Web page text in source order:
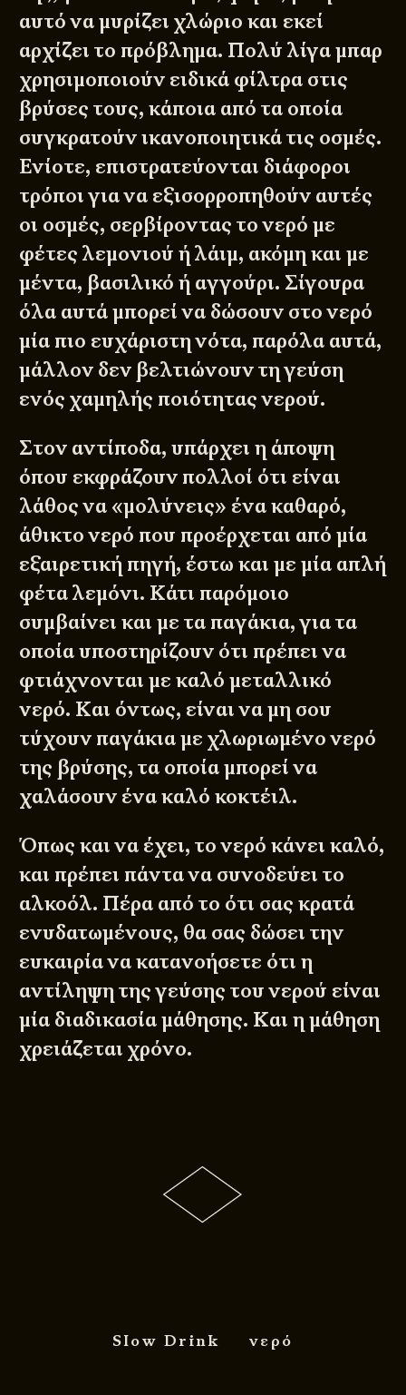
αυτό να μυρίζει χλώριο και εκεί
αρχίζει το πρόβλημα. Πολύ λίγα μπαρ
χρησιμοποιούν ειδικά φίλτρα στις
βρύσες τους, κάποια από τα οποία
συγκρατούν ικανοποιητικά τις οσμές.
Ενίοτε, επιστρατεύονται διάφοροι
τρόποι για να εξισορροπηθούν αυτές
οι οσμές, σερβίροντας το νερό με
φέτες λεμονιού ή λάιμ, ακόμη και με
μέντα, βασιλικό ή αγγούρι. Σίγουρα
όλα αυτά μπορεί να δώσουν στο νερό
μία πιο ευχάριστη νότα, παρόλα αυτά,
μάλλον δεν βελτιώνουν τη γεύση
ενός χαμηλής ποιότητας νερού.
Στον αντίποδα, υπάρχει η άποψη
όπου εκφράζουν πολλοί ότι είναι
λάθος να «μολύνεις» ένα καθαρό,
άθικτο νερό που προέρχεται από μία
εξαιρετική πηγή, έστω και με μία απλή
φέτα λεμόνι. Κάτι παρόμοιο
συμβαίνει και με τα παγάκια, για τα
οποία υποστηρίζουν ότι πρέπει να
φτιάχνονται με καλό μεταλλικό
νερό. Και όντως, είναι να μη σου
τύχουν παγάκια με χλωριωμένο νερό
της βρύσης, τα οποία μπορεί να
χαλάσουν ένα καλό κοκτέιλ.
Όπως και να έχει, το νερό κάνει καλό,
και πρέπει πάντα να συνοδεύει το
αλκοόλ. Πέρα από το ότι σας κρατά
ενυδατωμένους, θα σας δώσει την
ευκαιρία να κατανοήσετε ότι η
αντίληψη της γεύσης του νερού είναι
μία διαδικασία μάθησης. Και η μάθηση
χρειάζεται χρόνο.
Slow Drink νερό